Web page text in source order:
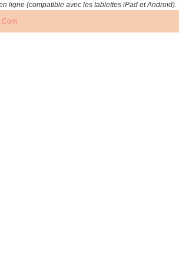
ligne (compatible avec les tablettes iPad et Android).